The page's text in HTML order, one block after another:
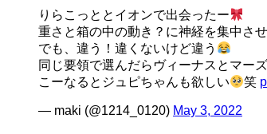
りらこっととイオンで出会ったー
重さと箱の中の動き？に神経を集中さ
でも、違う！違くないけど違う
同じ要領で選んだらヴィーナスとマーズ
こーなるとジュピちゃんも欲しい
笑
— maki (@1214_0120) May 3, 2022